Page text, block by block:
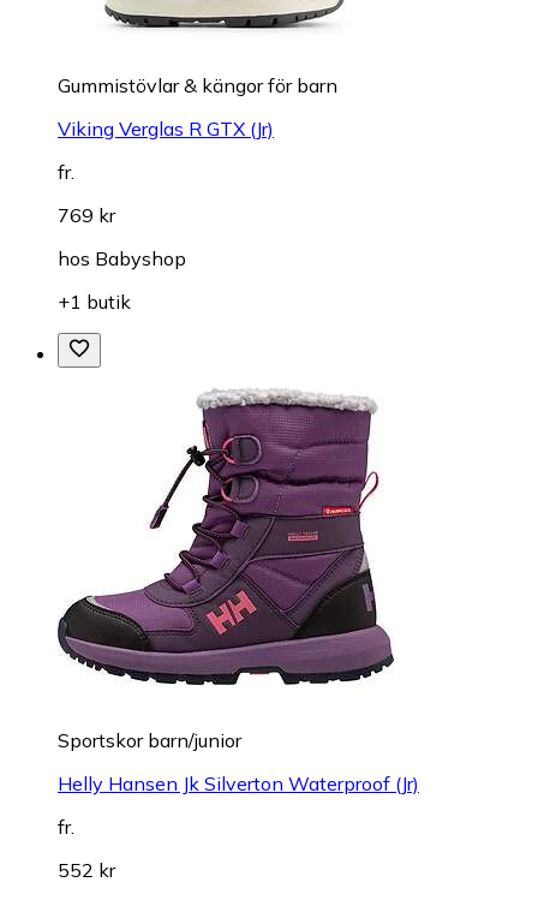
Gummistövlar & kängor för barn
Viking Verglas R GTX (Jr)
fr.
769 kr
hos Babyshop
+1 butik
Sportskor barn/junior
Helly Hansen Jk Silverton Waterproof (Jr)
fr.
552 kr